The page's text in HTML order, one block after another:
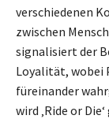
verschiedenen
zwischen
signalisiert der
Loyalität, wobei
füreinander
wird ‚Ride or